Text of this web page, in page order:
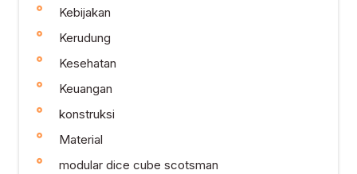
Kebijakan
Kerudung
Kesehatan
Keuangan
konstruksi
Material
modular dice cube scotsman